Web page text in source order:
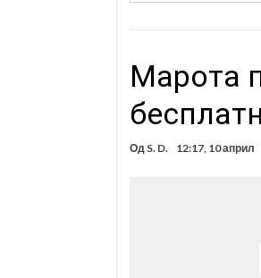
Марота
Од S. D. 12:17, 10 април